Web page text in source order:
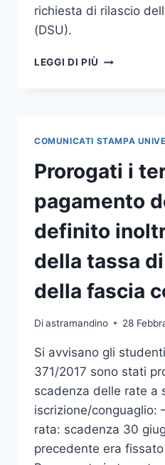
richiesta di rilascio
(DSU).
LEGGI DI PIÙ PROROGATI
ISCRIZIONI
E
SENZA
MORA
E
LA
RICHIESTA
DELL’ISEE-
COMUNICATI STAMPA
Prorogati i
pagamento
definito
della tassa
della fascia
Diastramandino 28
Si avvisano gli
371/2017 sono stati
scadenza delle rate a
iscrizione/conguaglio:
rata: scadenza 30
precedente era